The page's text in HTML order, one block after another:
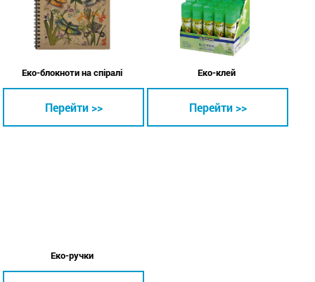
Еко-блокноти на спіралі
Перейти >>
Еко-клей
Перейти >>
Еко-ручки